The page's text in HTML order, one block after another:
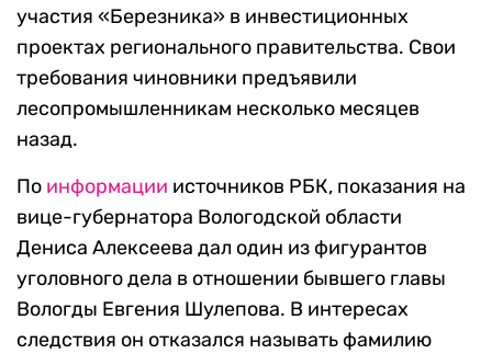
участия «Березника» в инвестиционных
проектах регионального правительства. Свои
требования чиновники предъявили
лесопромышленникам несколько месяцев
назад.
По информации источников РБК, показания на
вице-губернатора Вологодской области
Дениса Алексеева дал один из фигурантов
уголовного дела в отношении бывшего главы
Вологды Евгения Шулепова. В интересах
следствия он отказался называть фамилию